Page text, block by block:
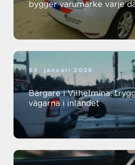
bygger varumärke varje
09. januari 2026
Bärgare i Vilhelmina:
vägarna i inlandet